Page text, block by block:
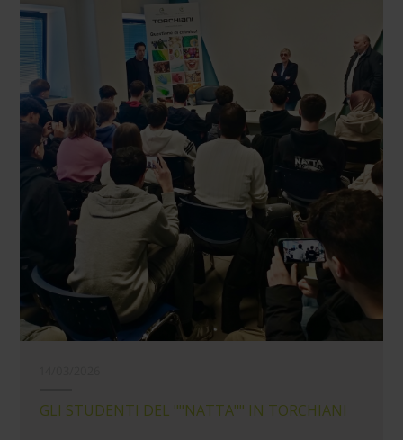
GLI STUDENTI DEL ""NATTA"" IN TORCHIANI